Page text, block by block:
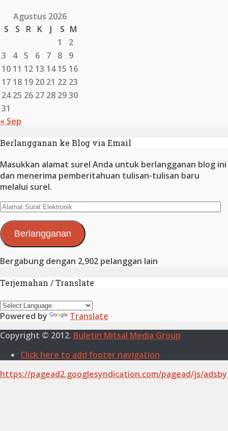
Agustus 2026
S
S R K J S M
1
2
3
4 5 6 7 8
9
10 11 12 13 14 15 16
17 18 19 20 21 22 23
24 25 26 27 28 2930
31
« Sep
Berlangganan ke Blog via Email
Masukkan alamat surel Anda untuk berlangganan blog ini
dan menerima pemberitahuan tulisan-tulisan baru
melalui surel.
Alamat
Elektronik
Berlangganan
Bergabung dengan 2,902 pelanggan lain
Terjemahan / Translate
Powered by
Translate
Copyright © 2012. Buletin Mitsal Media Group
Click here to add footer navigation
https://pagead2.googlesyndication.com/pagead/js/